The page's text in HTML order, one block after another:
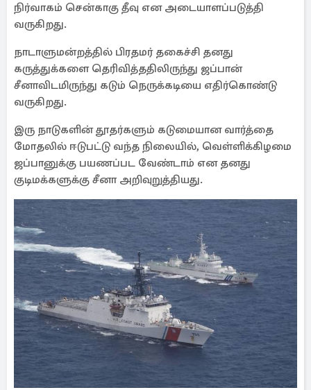
நிர்வாகம் சென்காகு தீவு என அடையாளப்படுத்தி
வருகிறது.
நாடாளுமன்றத்தில் பிரதமர் தகைச்சி தனது
கருத்துக்களை தெரிவித்ததிலிருந்து ஜப்பான்
சீனாவிடமிருந்து கடும் நெருக்கடியை எதிர்கொண்டு
வருகிறது.
இரு நாடுகளின் தூதர்களும் கடுமையான வார்த்தை
மோதலில் ஈடுபட்டு வந்த நிலையில், வெள்ளிக்கிழமை
ஜப்பானுக்கு பயணப்பட வேண்டாம் என தனது
குடிமக்களுக்கு சீனா அறிவுறுத்தியது.